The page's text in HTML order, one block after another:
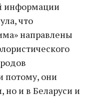
информации
что
направлены
потому, они
но и в Беларуси и